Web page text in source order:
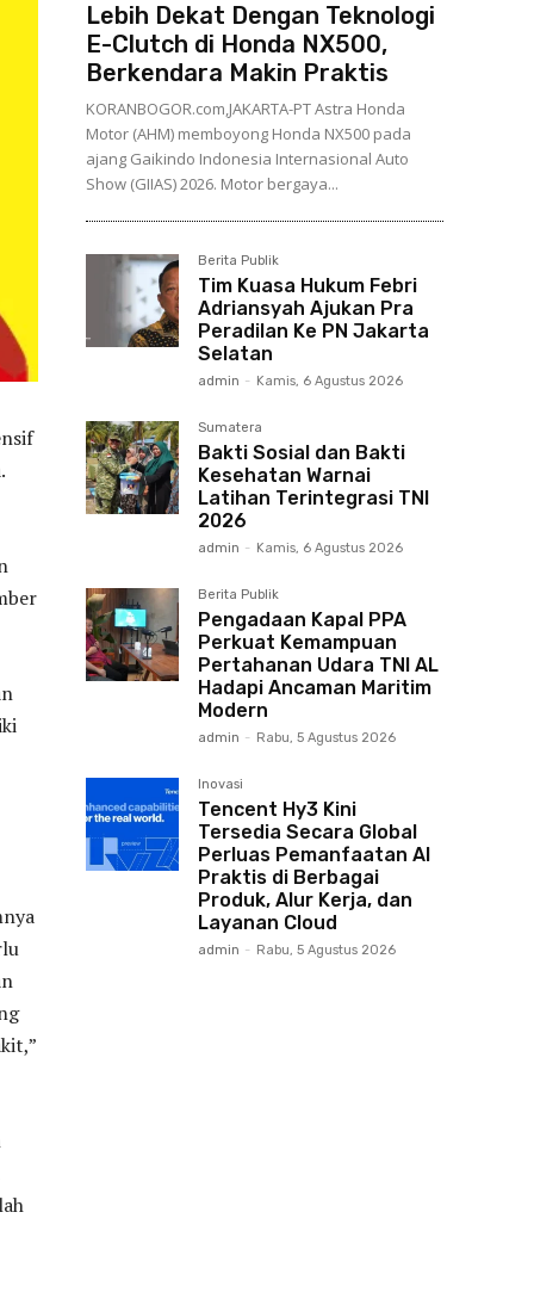
Lebih Dekat Dengan Teknologi
E-Clutch di Honda NX500,
Berkendara Makin Praktis
KORANBOGOR.com,JAKARTA-PT Astra Honda
Motor (AHM) memboyong Honda NX500 pada
ajang Gaikindo Indonesia Internasional Auto
Show (GIIAS) 2026. Motor bergaya...
Berita Publik
Tim Kuasa Hukum Febri
Adriansyah Ajukan Pra
Peradilan Ke PN Jakarta
Selatan
admin - Kamis, 6 Agustus 2026
Sumatera
Bakti Sosial dan Bakti
Kesehatan Warnai
Latihan Terintegrasi TNI
2026
admin - Kamis, 6 Agustus 2026
Berita Publik
Pengadaan Kapal PPA
Perkuat Kemampuan
Pertahanan Udara TNI AL
Hadapi Ancaman Maritim
Modern
admin - Rabu, 5 Agustus 2026
Inovasi
Tencent Hy3 Kini
Tersedia Secara Global
Perluas Pemanfaatan AI
Praktis di Berbagai
Produk, Alur Kerja, dan
Layanan Cloud
admin - Rabu, 5 Agustus 2026